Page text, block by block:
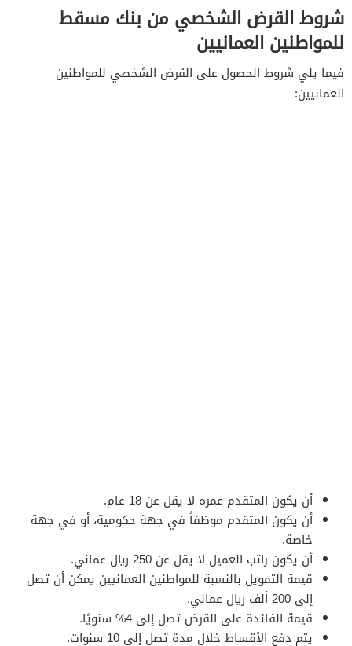
شروط القرض الشخصي من بنك مسقط
للمواطنين العمانيين
فيما يلي شروط الحصول على القرض الشخصي للمواطنين
العمانيين:
أن يكون المتقدم عمره لا يقل عن 18 عام.
أن يكون المتقدم موظفاً في جهة حكومية، أو في جهة
خاصة.
أن يكون راتب العميل لا يقل عن 250 ريال عماني.
قيمة التمويل بالنسبة للمواطنين العمانيين يمكن أن تصل
إلى 200 ألف ريال عماني.
قيمة الفائدة على القرض تصل إلى 4% سنويًا.
يتم دفع الأقساط خلال مدة تصل إلى 10 سنوات.